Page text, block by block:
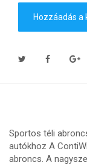
Hozzáadás a
Sportos téli
autókhoz A
abroncs. A